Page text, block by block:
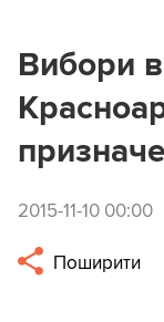
Вибори
2015-11-10 00:00
Поширити